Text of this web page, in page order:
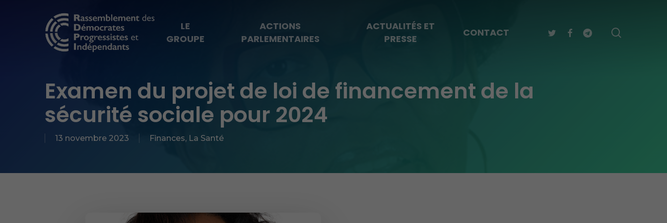
Hit enter to search or ESC to close
LE
GROUPE
ACTIONS
PARLEMENTAIRES
ACTUALITÉS ET
PRESSE
CONTACT TWITTERFACEBOOK
TELEGRAM
Examen du projet de loi de financement de la
sécurité sociale pour 2024
13 novembre 2023 Finances, La Santé